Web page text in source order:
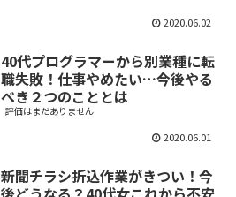
2020.06.02
40代プログラマーから別業種に転
職失敗！仕事やめたい…今後やる
べき２つのこととは
評価はまだありません
2020.06.01
新聞チラシ折込作業がきつい！今